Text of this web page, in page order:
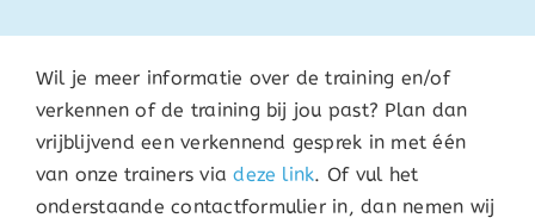
FAQ
Wil je meer informatie over de training en/of
verkennen of de training bij jou past? Plan dan
vrijblijvend een verkennend gesprek in met één
van onze trainers viadeze link. Of vul het
onderstaande contactformulier in, dan nemen wij